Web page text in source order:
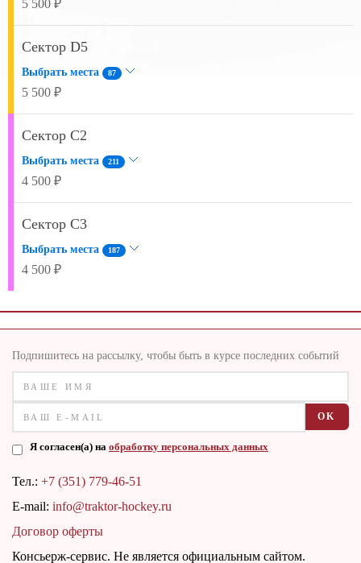
5 500 ₽
Сектор D5
Выбрать места 87
5 500 ₽
Сектор C2
Выбрать места 211
4 500 ₽
Сектор C3
Выбрать места 187
4 500 ₽
Подпишитесь на рассылку, чтобы быть в курсе последних событий
OK
Я согласен(а) на обработку персональных данных
Тел.: +7 (351) 779-46-51
E-mail: info@traktor-hockey.ru
Договор оферты
Консьерж-сервис. Не является официальным сайтом.